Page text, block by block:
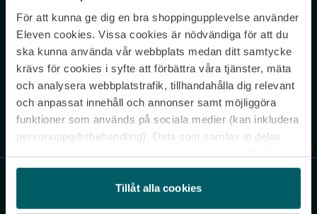
För att kunna ge dig en bra shoppingupplevelse använder
Eleven cookies. Vissa cookies är nödvändiga för att du
ska kunna använda vår webbplats medan ditt samtycke
krävs för cookies i syfte att förbättra våra tjänster, mäta
och analysera webbplatstrafik, tillhandahålla dig relevant
och anpassat innehåll och annonser samt möjliggöra
funktioner som används på sociala medier (kan inkludera
personuppgiftsbehandling). Data som samlas in delas
och gå vidare” accepterar du samtliga cookies medan du
under ”Inställningar” kan anpassa användningen av
cookies. Du kan återkalla ditt samtycke när som helst.
Tillåt alla cookies
Never miss a beat.
Sign up to our newsletter.
Genom att prenumerera accepterar du vår Integritetspolicy. Avprenumerera